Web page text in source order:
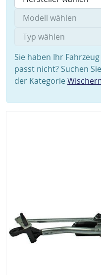
Sie haben Ihr
passt nicht? Suchen
der Kategorie